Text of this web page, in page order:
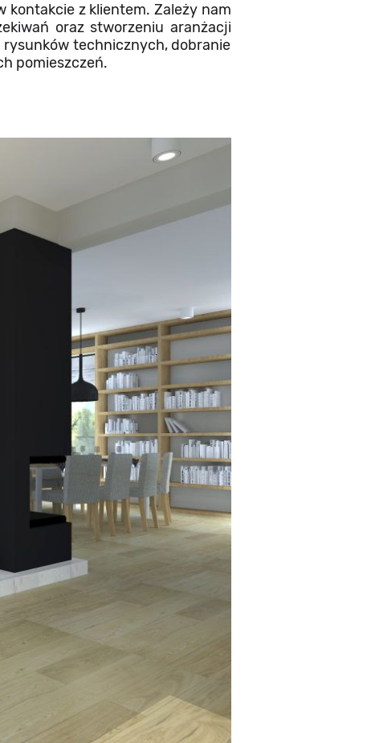
kontakcie z klientem. Zależy nam
oraz stworzeniu aranżacji
technicznych, dobranie
pomieszczeń.